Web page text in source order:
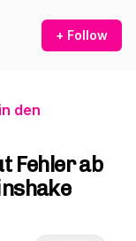
+ Follow
den
Fehler ab